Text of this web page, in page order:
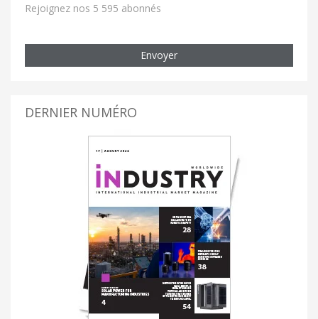
Rejoignez nos 5 595 abonnés
Envoyer
DERNIER NUMÉRO